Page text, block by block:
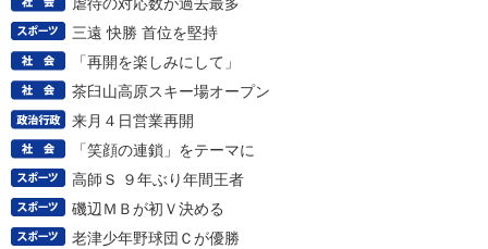
三遠 快勝 首位を堅持
「再開を楽しみにして」
茶臼山高原スキー場オープン
来月４日営業再開
「笑顔の連鎖」をテーマに
高師Ｓ ９年ぶり年間王者
磯辺ＭＢが初Ｖ決める
老津少年野球団Ｃが優勝